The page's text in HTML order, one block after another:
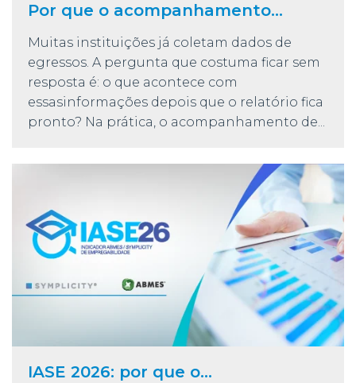
Por que o acompanhamento...
Muitas instituições já coletam dados de
egressos. A pergunta que costuma ficar sem
resposta é: o que acontece com
essasinformações depois que o relatório fica
pronto? Na prática, o acompanhamento de...
IASE 2026: por que o...